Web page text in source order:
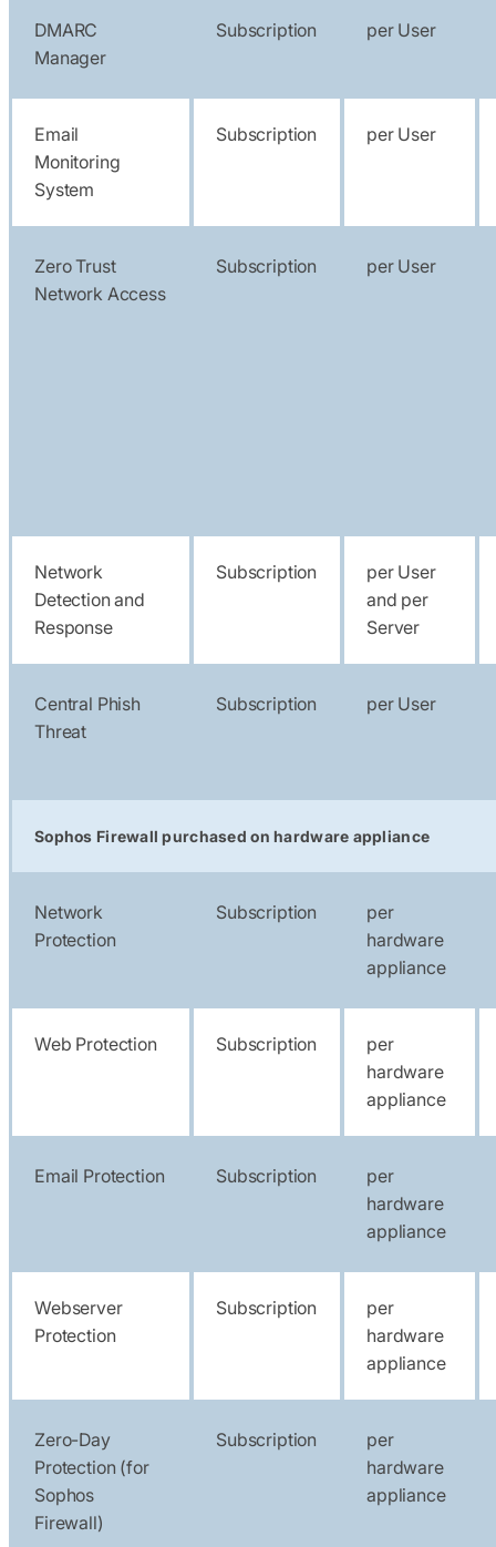
DMARC
Manager
Subscription per User
Email
Monitoring
System
Subscription per User
Zero Trust
Network Access
Subscription per User
Network
Detection and
Response
Subscription
per User
and per
Server
Central Phish
Threat
Subscription per User
Sophos Firewall purchased on hardware appliance
Network
Protection
Subscription
per
hardware
appliance
Web Protection Subscription
per
hardware
appliance
Email Protection Subscription
per
hardware
appliance
Webserver
Protection
Subscription
per
hardware
appliance
Zero-Day
Protection (for
Sophos
Firewall)
Subscription
per
hardware
appliance